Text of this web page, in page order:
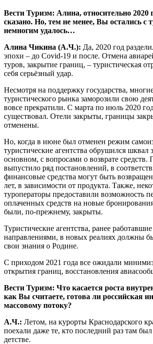
Вести Туризм: Алина, относительно 2020
сказано. Но, тем не менее, Вы остались с
немногим удалось…
Алина Чикина (А.Ч.): Да, 2020 год
эпохи – до Covid-19 и после. Отмена
туров, закрытие границ, – туристическая
себя серьёзный удар.
Несмотря на поддержку государства,
туристического рынка заморозили свою
вовсе прекратили. С марта по июль 2020
существовал. Отели закрыты, границы
отменены.
Но, когда в июне был отменен режим
туристические агентства обрушился шквал
основном, с вопросами о возврате средств.
выпустило ряд постановлений, в
финансовые средства могут быть
лет, в зависимости от продукта. Также,
туроператоры предоставили возможность
оплаченных средств на новые
были, по-прежнему, закрыты.
Туристические агентства, ранее
направлениями, в новых реалиях должны
свои знания о Родине.
С приходом 2021 года все ожидали
открытия границ, восстановления
Вести Туризм: Что касается роста
как Вы считаете, готова ли российская
массовому потоку?
А.Ч.: Летом, на курорты Краснодарского
поехали даже те, кто последний раз там
детстве.